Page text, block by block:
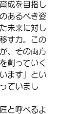
成を目指し
あるべき姿
未来に対し
す力。この
、その両方
創っていく
ます」とい
ていまし
と呼べるよ